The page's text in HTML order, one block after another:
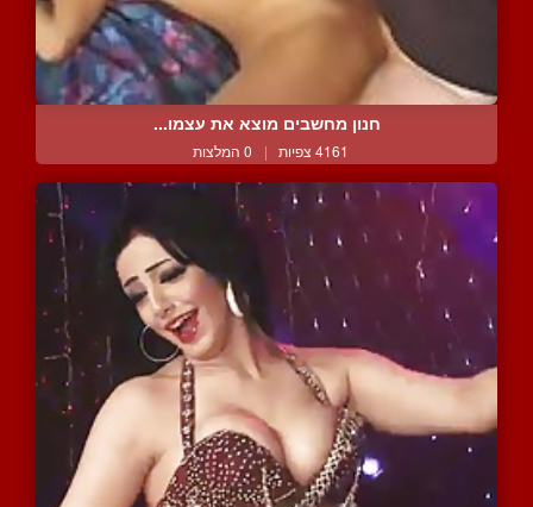
חנון מחשבים מוצא את עצמו...
4161 צפיות | 0 המלצות